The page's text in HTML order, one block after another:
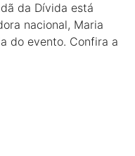
da Dívida está
nacional, Maria
do evento. Confira a